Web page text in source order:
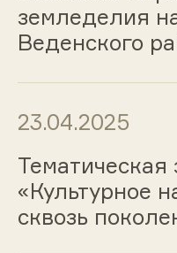
земледелия
Веденского
23.04.2025
Тематическая
«Культурное
сквозь